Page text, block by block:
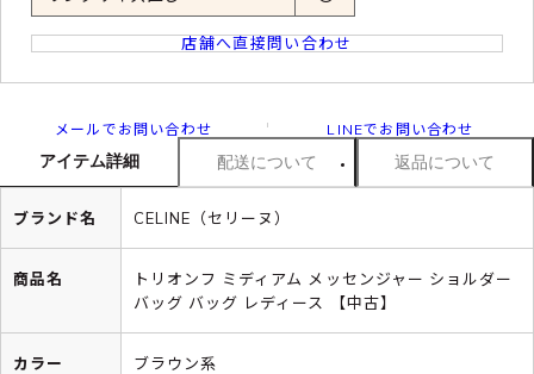
店舗へ直接問い合わせ
メールでお問い合わせ LINEでお問い合わせ
アイテム詳細 配送について 返品について
ブランド名 CELINE（セリーヌ）
商品名
トリオンフ ミディアム メッセンジャー ショルダー
バッグ バッグ レディース 【中古】
カラー ブラウン系